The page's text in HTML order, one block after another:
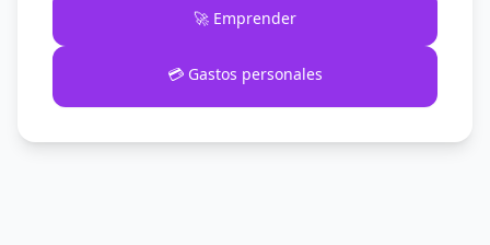
🚀 Emprender
💳 Gastos personales